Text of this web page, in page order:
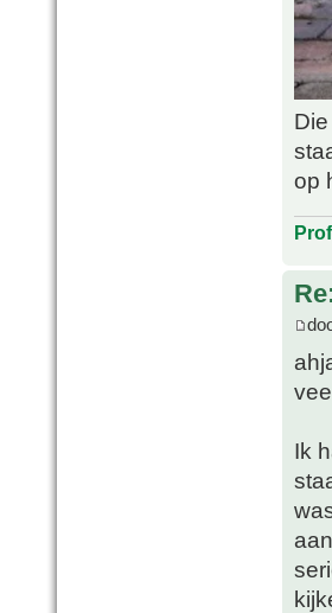
op
Ik